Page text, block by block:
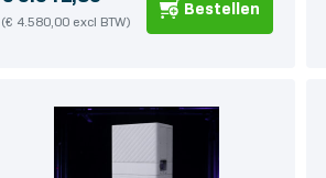
(€ 4.580,00 excl BTW)
Bestellen